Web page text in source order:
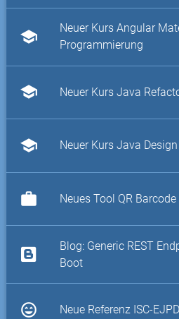
school
Neuer Kurs Angular
Programmierung
school Neuer Kurs Java
school Neuer Kurs Java
work Neues Tool QR
Blog: Generic REST
Boot
sentiment_very_satisfied Neue Referenz ISC-EJPD